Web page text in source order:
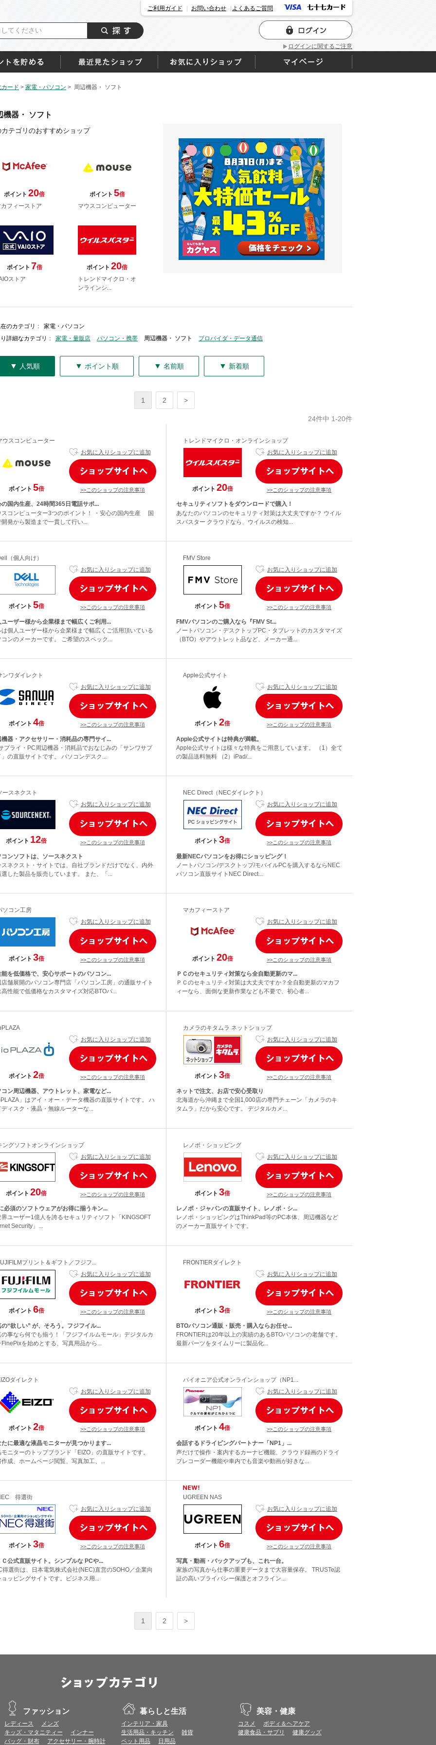
ログインに関するご注意
ご利用ガイド お問い合わせ よくあるご質問
ード > 家電・パソコン > 周辺機器・ ソフト
機器・ ソフト
カテゴリのおすすめショップ
ポイント 20倍
カフィーストア
ポイント 5倍
マウスコンピューター
ポイント 7倍
ストア
ポイント 20倍
トレンドマイクロ・オ
ンラインシ...
のカテゴリ ：
家電・パソコン
詳細なカテゴリ ： 家電・量販店 パソコン・携帯 周辺機器・ ソフト プロバイダ・データ通信
▼ 人気順 ▼ ポイント順 ▼ 名前順 ▼ 新着順
1 2 >
24件中 1-20件
ウスコンピューター
ポイント 5倍
お気に入りショップに追加
>>このショップの注意事項
の国内生産、24時間365日電話サポ...
スコンピューター3つのポイント！ ・安心の国内生産 国
開発から製造まで一貫して行い...
トレンドマイクロ・オンラインショップ
ポイント 20倍
お気に入りショップに追加
>>このショップの注意事項
セキュリティソフトをダウンロードで購入！
あなたのパソコンのセキュリティ対策は大丈夫ですか？ ウイル
スバスター クラウドなら、ウイルスの検知...
（個人向け）
ポイント 5倍
お気に入りショップに追加
>>このショップの注意事項
ユーザー様から企業様まで幅広くご利用...
は個人ユーザー様から企業様まで幅広くご活用頂いている
コンのメーカーです。 ご希望のスペック...
FMV Store
ポイント 5倍
お気に入りショップに追加
>>このショップの注意事項
FMVパソコンのご購入なら『FMV St...
ノートパソコン・デスクトップPC・タブレットのカスタマイズ
（BTO）やアウトレット品など、メーカー通...
ンワダイレクト
ポイント 4倍
お気に入りショップに追加
>>このショップの注意事項
機器・アクセサリー・消耗品の専門サイ...
プライ・PC周辺機器・消耗品でおなじみの「サンワサプ
」の直販サイトです。 パソコンデスク...
Apple公式サイト
ポイント 2倍
お気に入りショップに追加
>>このショップの注意事項
Apple公式サイトは特典が満載。
Apple公式サイトは様々な特典をご用意しています。 （1）全て
の製品送料無料 （2）iPad/...
ースネクスト
ポイント 12倍
お気に入りショップに追加
>>このショップの注意事項
コンソフトは、ソースネクスト
スネクスト・サイトでは、自社ブランドだけでなく、内外
選した製品を販売しています。 また、「...
NEC Direct（NECダイレクト）
ポイント 3倍
お気に入りショップに追加
>>このショップの注意事項
最新NECパソコンをお得にショッピング！
ノートパソコン/デスクトップ/モバイルPCを購入するならNEC
パソコン直販サイトNEC Direct...
ソコン工房
ポイント 3倍
お気に入りショップに追加
>>このショップの注意事項
能を低価格で、安心サポートのパソコン...
店舗展開のパソコン専門店「パソコン工房」の通販サイト
高性能で低価格なカスタマイズ対応BTOパ...
マカフィーストア
ポイント 20倍
お気に入りショップに追加
>>このショップの注意事項
ＰＣのセキュリティ対策なら全自動更新のマ...
ＰＣのセキュリティ対策は大丈夫ですか？全自動更新のマカフ
ィーなら、面倒な更新作業なども不要で、初心者...
ポイント 2倍
お気に入りショップに追加
>>このショップの注意事項
コン周辺機器、アウトレット、家電など...
」はアイ・オー・データ機器の直販サイトです。 ハ
ディスク・液晶・無線ルーターな...
カメラのキタムラ ネットショップ
ポイント 3倍
お気に入りショップに追加
>>このショップの注意事項
ネットで注文、お店で安心受取り
北海道から沖縄まで全国1,000店の専門チェーン「カメラのキ
タムラ」だから安心です。 デジタルカメ...
ングソフトオンラインショップ
ポイント 20倍
お気に入りショップに追加
>>このショップの注意事項
必須のソフトウェアがお得に揃うキン...
界ユーザー1億人を誇るセキュリティソフト「KINGSOFT
Security」...
レノボ・ショッピング
ポイント 3倍
お気に入りショップに追加
>>このショップの注意事項
レノボ・ジャパンの直販サイト、レノボ・シ...
レノボ・ショッピングはThinkPad等のPC本体、周辺機器など
のメーカー直販サイトです。
プリント＆ギフト／フジフ...
ポイント 6倍
お気に入りショップに追加
>>このショップの注意事項
の“欲しい” が、そろう。フジフイル...
の事なら何でも揃う！「フジフイルムモール」デジタルカ
FinePixを始めとする、写真用品から...
FRONTIERダイレクト
ポイント 3倍
お気に入りショップに追加
>>このショップの注意事項
BTOパソコン通販・販売・購入ならお任せ...
FRONTIERは20年以上の実績のあるBTOパソコンの老舗です。
最新パーツをタイムリーに製品化...
ダイレクト
ポイント 2倍
お気に入りショップに追加
>>このショップの注意事項
たに最適な液晶モニターが見つかります...
モニターのトップブランド「EIZO」の直販サイトです。
成、ホームページ閲覧、写真加工、...
パイオニア公式オンラインショップ（NP1...
ポイント 4倍
お気に入りショップに追加
>>このショップの注意事項
会話するドライビングパートナー「NP1」...
声だけで操作・案内するカーナビ機能、クラウド録画のドライ
ブレコーダー機能や車内でも音楽や動画が好きな...
得選街
ポイント 3倍
お気に入りショップに追加
>>このショップの注意事項
Ｃ公式直販サイト。シンプルな PCや...
得選街は、日本電気株式会社(NEC)直営のSOHO／企業向
ョッピングサイトです。ビジネス用...
UGREEN NAS
ポイント 6倍
お気に入りショップに追加
>>このショップの注意事項
写真・動画・バックアップも、これ一台。
家族の写真から仕事の重要データまで大容量保存。 TRUSTe認
証の高いプライバシー保護とオフライン...
1 2 >
ファッション
レディース
メンズ
キッズ・マタニティー
インナー
バッグ・財布
アクセサリー・腕時計
暮らしと生活
インテリア・家具
生活用品・キッチン
雑貨
ペット用品
日用品
美容・健康
コスメ
ボディ＆ヘアケア
健康食品・サプリ
健康グッズ